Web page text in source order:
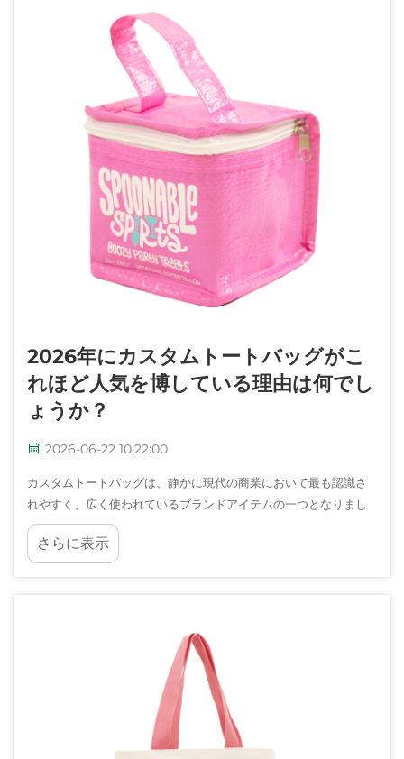
2026年にカスタムトートバッグがこ
れほど人気を博している理由は何でし
ょうか？
2026-06-22 10:22:00
カスタムトートバッグは、静かに現代の商業において最も認識さ
れやすく、広く使われているブランドアイテムの一つとなりまし
た。展示会の会場から都市部での通勤まで、こうした多機能なキ
ャリアは、あらゆるプロフェッショナルおよび消費者向けのシー
さらに表示